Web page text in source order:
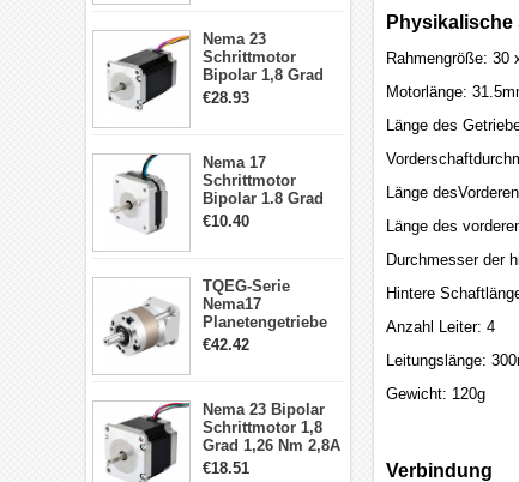
Nema 23
Schrittmotor
Bipolar 1,8 Grad
2,83Nm 4 A 2,26V
€28.93
Nema 17
Schrittmotor
Bipolar 1.8 Grad
8.7Ncm 1A 3.5V 4
€10.40
TQEG-Serie
Nema17
Planetengetriebe
10:1 Spiel 15Arc-
€42.42
Nema 23 Bipolar
Schrittmotor 1,8
Grad 1,26 Nm 2,8A
2,5V 4 Drähte
€18.51
Physikalische
Rahmengröße: 30
Motorlänge:
Länge des
Länge
Länge des
Durchmesser der
Hintere
Anzahl Leiter: 4
Leitungslänge:
Gewicht: 120g
Verbindung